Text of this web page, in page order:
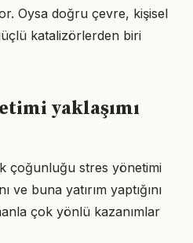
Oysa doğru çevre, kişisel
katalizörlerden biri
yaklaşımı
çoğunluğu stres yönetimi
ve buna yatırım yaptığını
çok yönlü kazanımlar